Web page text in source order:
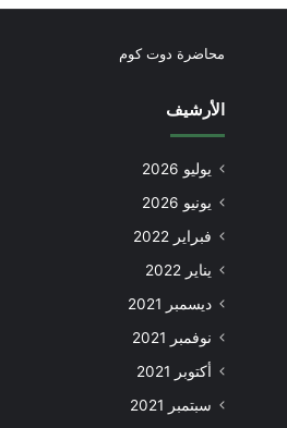
محاضرة دوت كوم
الأرشيف
يوليو 2026
يونيو 2026
فبراير 2022
يناير 2022
ديسمبر 2021
نوفمبر 2021
أكتوبر 2021
سبتمبر 2021